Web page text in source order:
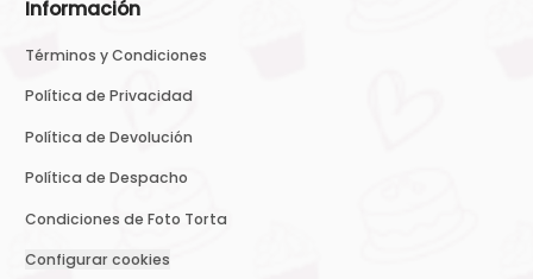
Información
Términos y Condiciones
Política de Privacidad
Política de Devolución
Política de Despacho
Condiciones de Foto Torta
Configurar cookies